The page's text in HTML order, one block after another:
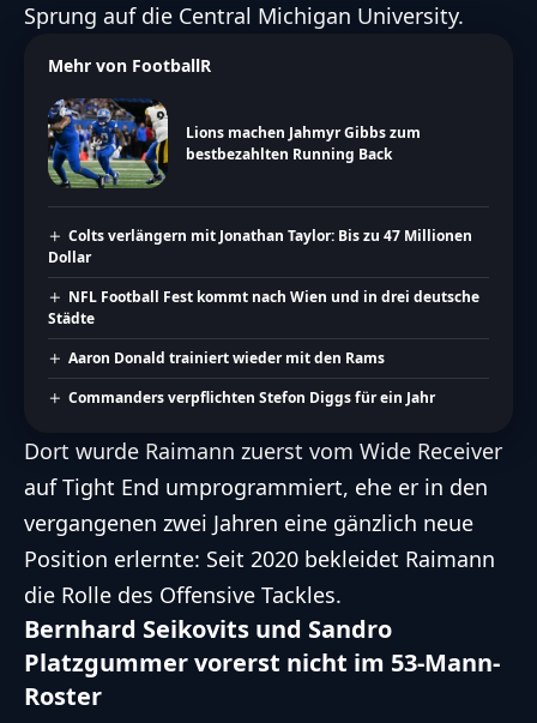
Sprung auf die Central Michigan University.
Mehr von FootballR
Lions machen Jahmyr Gibbs zum
bestbezahlten Running Back
Colts verlängern mit Jonathan Taylor: Bis zu 47 Millionen
Dollar
NFL Football Fest kommt nach Wien und in drei deutsche
Städte
Aaron Donald trainiert wieder mit den Rams
Commanders verpflichten Stefon Diggs für ein Jahr
Dort wurde Raimann zuerst vom Wide Receiver
auf Tight End umprogrammiert, ehe er in den
vergangenen zwei Jahren eine gänzlich neue
Position erlernte: Seit 2020 bekleidet Raimann
die Rolle des Offensive Tackles.
Bernhard Seikovits und Sandro
Platzgummer vorerst nicht im 53-Mann-
Roster